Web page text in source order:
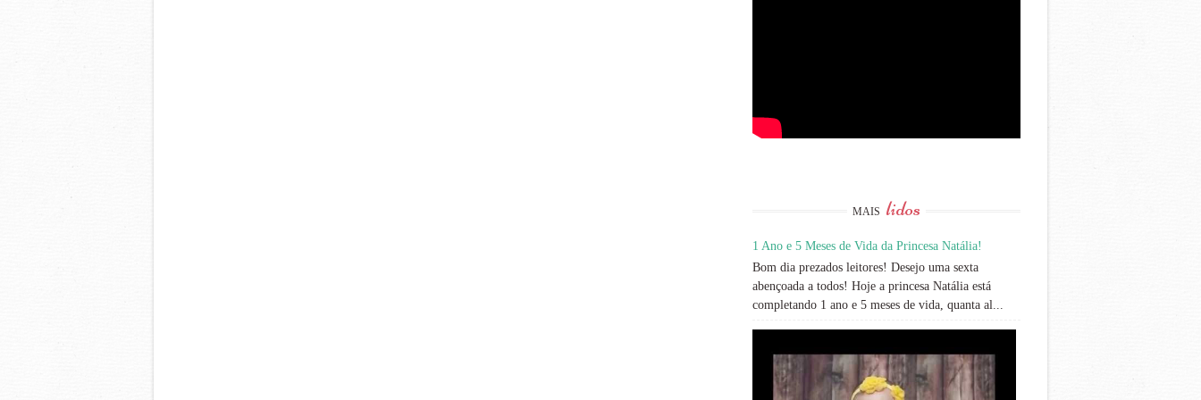
MAIS lidos
1 Ano e 5 Meses de Vida da Princesa Natália!
Bom dia prezados leitores! Desejo uma sexta
abençoada a todos! Hoje a princesa Natália está
completando 1 ano e 5 meses de vida, quanta al...